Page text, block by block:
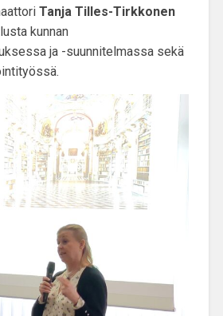
Tanja Tilles-Tirkkonen
kunnan
ja -suunnitelmassa sekä